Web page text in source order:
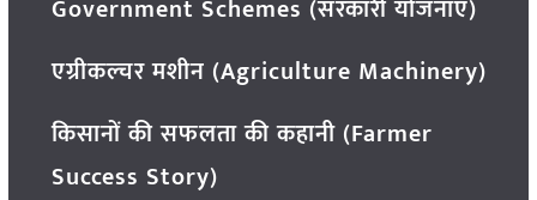
Government Schemes (सरकारी योजनाएं)
एग्रीकल्चर मशीन (Agriculture Machinery)
किसानों की सफलता की कहानी (Farmer
Success Story)